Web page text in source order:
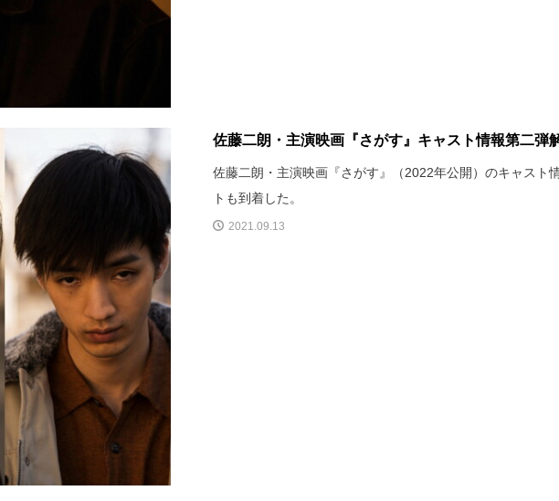
佐藤二朗・主演映画『さがす』キャスト情報第二弾
佐藤二朗・主演映画『さがす』（2022年公開）のキャスト
トも到着した。
2021.09.13